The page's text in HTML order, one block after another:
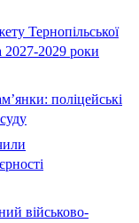
Тернопільської
2027-2029 роки
поліцейські
військово-